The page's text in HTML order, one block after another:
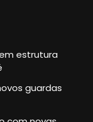
estrutura
guardas